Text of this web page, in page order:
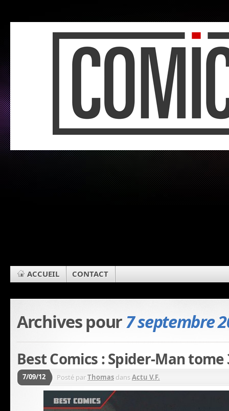
ACCUEIL CONTACT
Archives pour7 septembre
Best Comics : Spider-Man tome
7/09/12 Posté parThomas dansActu V.F.